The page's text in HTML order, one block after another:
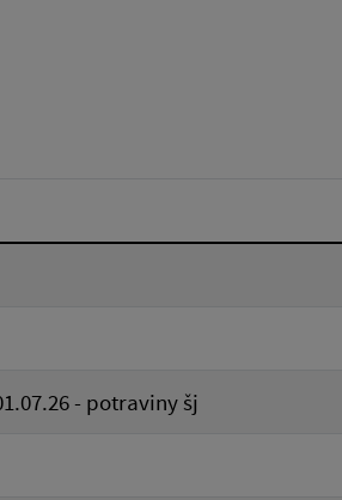
- potraviny šj